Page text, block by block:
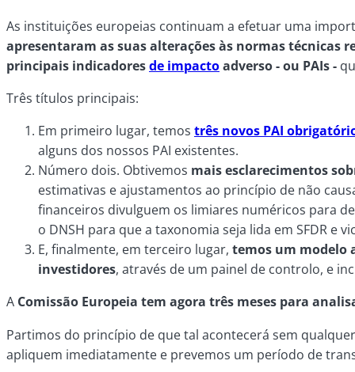
As instituições europeias continuam a efetuar uma
apresentaram as suas alterações às normas
principais indicadoresde impactoadverso - ou PAIs -
Três títulos principais:
Em primeiro lugar, temos três novos PAI
alguns dos nossos PAI existentes.
Número dois. Obtivemos mais esclarecimentos
estimativas e ajustamentos ao princípio de não
financeiros divulguem os limiares numéricos para
o DNSH para que a taxonomia seja lida em SFDR e
E, finalmente, em terceiro lugar, temos um modelo
investidores, através de um painel de controlo, e
A Comissão Europeia tem agora três meses para
Partimos do princípio de que tal acontecerá sem
apliquem imediatamente e prevemos um período de